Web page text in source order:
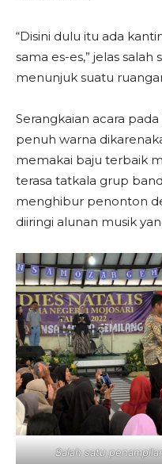
“Disini dulu itu ada
sama es-es,” jelas
menunjuk suatu
Serangkaian acara
penuh warna
memakai baju terbaik
terasa tatkala grup
menghibur penonton
diiringi alunan musik
Salah satu